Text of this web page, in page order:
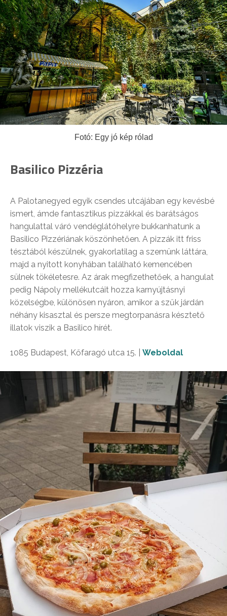
Fotó: Egy jó kép rólad
Basilico Pizzéria
A Palotanegyed egyik csendes utcájában egy kevésbé
ismert, ámde fantasztikus pizzákkal és barátságos
hangulattal váró vendéglátóhelyre bukkanhatunk a
Basilico Pizzériának köszönhetően. A pizzák itt friss
tésztából készülnek, gyakorlatilag a szemünk láttára,
majd a nyitott konyhában található kemencében
sülnek tökéletesre. Az árak megfizethetőek, a hangulat
pedig Nápoly mellékutcáit hozza karnyújtásnyi
közelségbe, különösen nyáron, amikor a szűk járdán
néhány kisasztal és persze megtorpanásra késztető
illatok viszik a Basilico hírét.
1085 Budapest, Kőfaragó utca 15. | Weboldal